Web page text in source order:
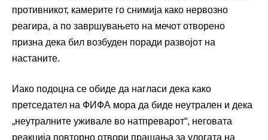
противникот, камерите го снимија како нервозно
реагира, а по завршувањето на мечот отворено
призна дека бил возбуден поради развојот на
настаните.
Иако подоцна се обиде да нагласи дека како
претседател на ФИФА мора да биде неутрален и дека
„неутралните уживале во натпреварот“, неговата
реакција повторно отвори прашања за улогата на